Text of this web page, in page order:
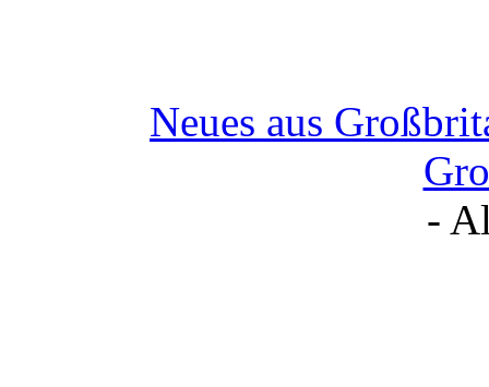
Neues aus
-